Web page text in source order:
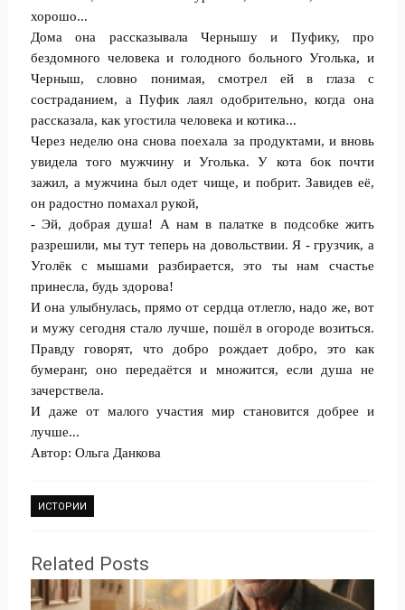
хорошо...
Дома она рассказывала Чернышу и Пуфику, про
бездомного человека и голодного больного Уголька, и
Черныш, словно понимая, смотрел ей в глаза с
состраданием, а Пуфик лаял одобрительно, когда она
рассказала, как угостила человека и котика...
Через неделю она снова поехала за продуктами, и вновь
увидела того мужчину и Уголька. У кота бок почти
зажил, а мужчина был одет чище, и побрит. Завидев её,
он радостно помахал рукой,
- Эй, добрая душа! А нам в палатке в подсобке жить
разрешили, мы тут теперь на довольствии. Я - грузчик, а
Уголёк с мышами разбирается, это ты нам счастье
принесла, будь здорова!
И она улыбнулась, прямо от сердца отлегло, надо же, вот
и мужу сегодня стало лучше, пошёл в огороде возиться.
Правду говорят, что добро рождает добро, это как
бумеранг, оно передаётся и множится, если душа не
зачерствела.
И даже от малого участия мир становится добрее и
лучше...
Автор: Ольга Данкова
ИСТОРИИ
Related Posts